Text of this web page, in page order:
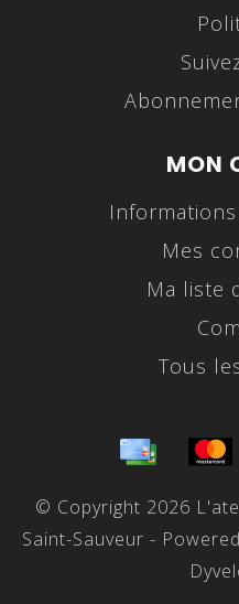
MON
Mes
Ma liste
Tous
© Copyright 2026
Saint-Sauveur -